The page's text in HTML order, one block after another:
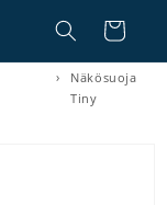
Ostoskori
›
Näkösuoja
Tiny